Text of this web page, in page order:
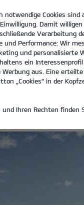
Autohaus Günther
notwendige Cookies
Damit willigen
Verarbeitung
und Performance: Wir
und personalisierte
ein Interessenprofil
aus. Eine
„Cookies“ in der
Ihren Rechten finden